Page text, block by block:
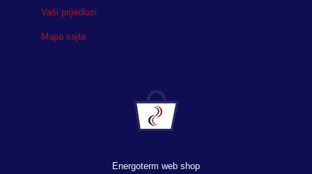
Vaši prijedlozi
Mapa sajta
Energoterm web shop